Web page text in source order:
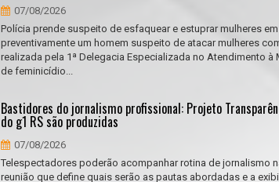
07/08/2026
Polícia prende suspeito de esfaquear e estuprar mulheres
preventivamente um homem suspeito de atacar mulheres
realizada pela 1ª Delegacia Especializada no Atendimento à
de feminicídio...
Bastidores do jornalismo profissional: Projeto
do g1 RS são produzidas
07/08/2026
Telespectadores poderão acompanhar rotina de jornalismo
reunião que define quais serão as pautas abordadas e a